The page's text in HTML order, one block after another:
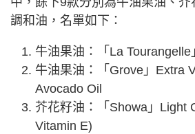
調和油，名單如下：
牛油果油：「La Tourangelle
牛油果油：「Grove」Extra
Avocado Oil
芥花籽油：「Showa」Light
Vitamin E)